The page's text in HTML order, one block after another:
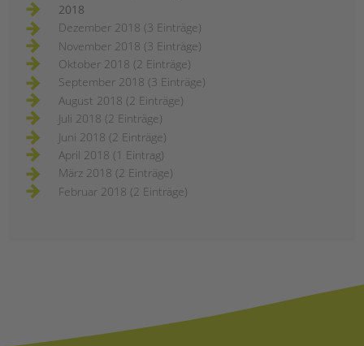
2018
Dezember 2018 (3 Einträge)
November 2018 (3 Einträge)
Oktober 2018 (2 Einträge)
September 2018 (3 Einträge)
August 2018 (2 Einträge)
Juli 2018 (2 Einträge)
Juni 2018 (2 Einträge)
April 2018 (1 Eintrag)
März 2018 (2 Einträge)
Februar 2018 (2 Einträge)